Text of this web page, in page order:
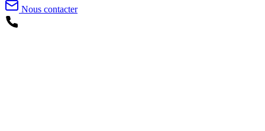
Nous contacter